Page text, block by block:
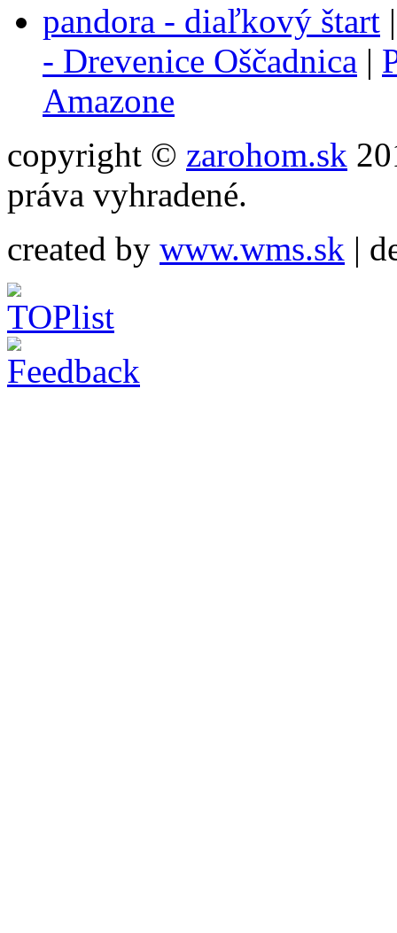
pandora - diaľkový štart
- Drevenice Oščadnica |
Amazone
copyright © zarohom.sk
práva vyhradené.
created by www.wms.sk |